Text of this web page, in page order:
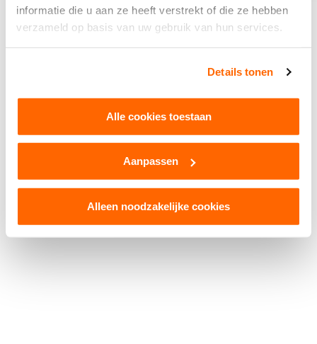
informatie die u aan ze heeft verstrekt of die ze hebben
verzameld op basis van uw gebruik van hun services.
Details tonen
Alle cookies toestaan
Aanpassen
Alleen noodzakelijke cookies
Snapchat
Threads
Delen
© 2026 Kruikenstad. Product van2manydots
Colofon Cookies Disclaimer Privacy